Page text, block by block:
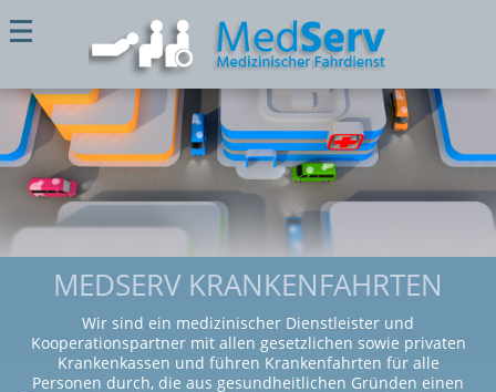
MEDSERV KRANKENFAHRTEN
Wir sind ein medizinischer Dienstleister und
Kooperationspartner mit allen gesetzlichen sowie privaten
Krankenkassen und führen Krankenfahrten für alle
Personen durch, die aus gesundheitlichen Gründen einen